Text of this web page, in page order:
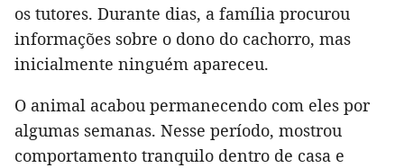
os tutores. Durante dias, a família procurou
informações sobre o dono do cachorro, mas
inicialmente ninguém apareceu.
O animal acabou permanecendo com eles por
algumas semanas. Nesse período, mostrou
comportamento tranquilo dentro de casa e